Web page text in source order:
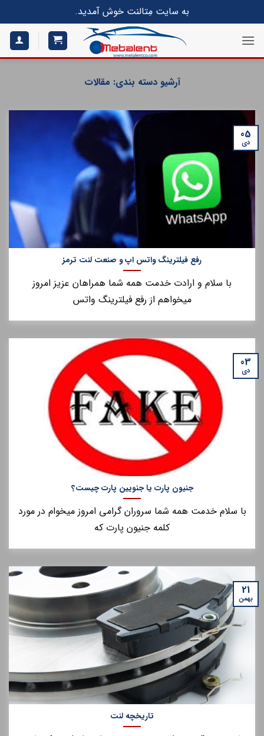
به سایت مِتالنت خوش آمدید.
آرشیو دسته بندی:مقالات
رفع فیلترینگ واتس اپ و صنعت لنت ترمز
با سلام و ارادت خدمت همه شما همراهان عزیز امروز
میخواهم از رفع فیلترینگ واتس
05
جنیون پارت یا جنویین پارت چیست؟
با سلام خدمت همه شما سروران گرامی امروز میخوام در مورد
کلمه جنیون پارت که
03
تاریخچه لنت
بهمن